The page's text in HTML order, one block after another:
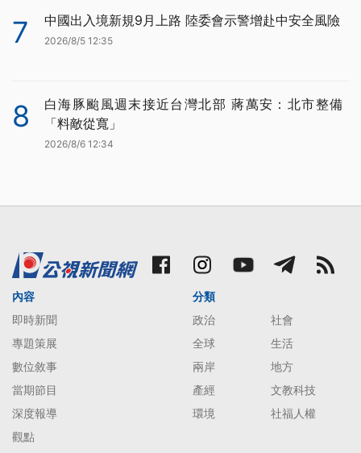
7 中國出入境新規9月上路 陸委會示警增赴中安全風險
2026/8/5 12:35
8
白海豚颱風週末接近台灣北部 蔣萬安：北市整備
「料敵從寬」
2026/8/6 12:34
內容
即時新聞
專題策展
數位敘事
當期節目
深度報導
觀點
分類
政治
社會
全球
生活
兩岸
地方
產經
文教科技
環境
社福人權